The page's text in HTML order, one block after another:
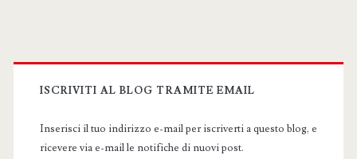
Primary
Sidebar
ISCRIVITI AL BLOG TRAMITE EMAIL
Inserisci il tuo indirizzo e-mail per iscriverti a questo blog, e
ricevere via e-mail le notifiche di nuovi post.